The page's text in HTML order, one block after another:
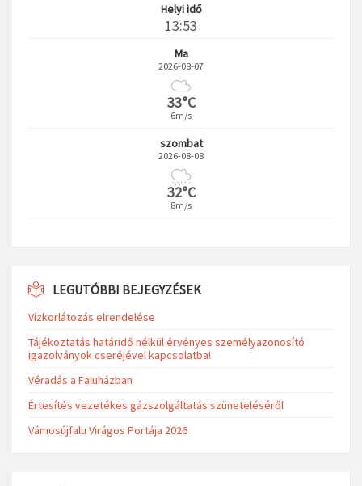
Helyi idő
13:53
Ma
2026-08-07
33°C
6m/s
szombat
2026-08-08
32°C
8m/s
LEGUTÓBBI BEJEGYZÉSEK
Vízkorlátozás elrendelése
Tájékoztatás határidő nélkül érvényes személyazonosító
igazolványok cseréjével kapcsolatba!
Véradás a Faluházban
Értesítés vezetékes gázszolgáltatás szüneteléséről
Vámosújfalu Virágos Portája 2026